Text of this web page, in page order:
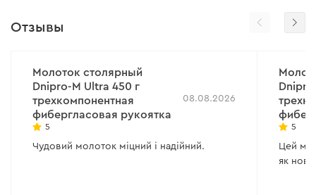
Отзывы
Молоток столярный
Dnipro-M Ultra 450 г
трехкомпонентная
фибергласовая рукоятка
5
08.08.2026
Чудовий молоток міцний і надійний.
5
Цей
як